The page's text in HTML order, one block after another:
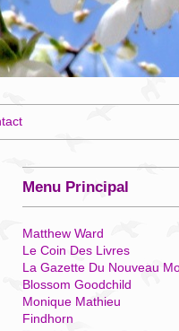
Menu Principal
Matthew Ward
Le Coin Des Livres
La Gazette Du Nouveau
Blossom Goodchild
Monique Mathieu
Findhorn